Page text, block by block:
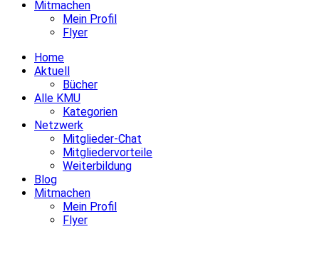
Mitmachen
Mein Profil
Flyer
Home
Aktuell
Bücher
Alle KMU
Kategorien
Netzwerk
Mitglieder-Chat
Mitgliedervorteile
Weiterbildung
Blog
Mitmachen
Mein Profil
Flyer